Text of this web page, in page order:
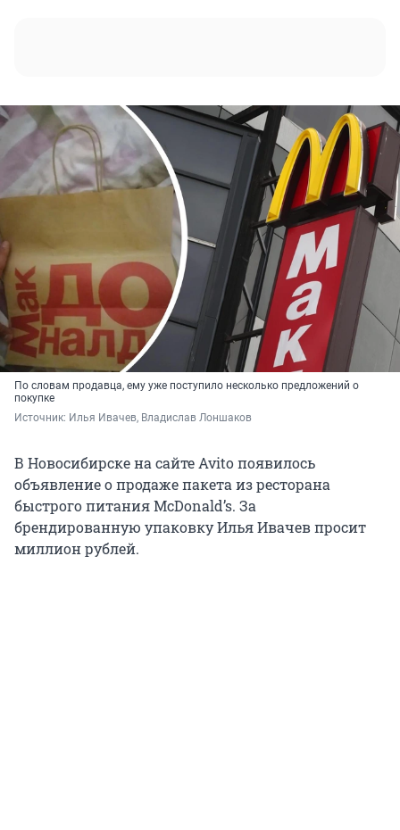
По словам продавца, ему уже поступило несколько предложений о
покупке
Источник: Илья Ивачев, Владислав Лоншаков
В Новосибирске на сайте Avito появилось
объявление о продаже пакета из ресторана
быстрого питания McDonald’s. За
брендированную упаковку Илья Ивачев просит
миллион рублей.